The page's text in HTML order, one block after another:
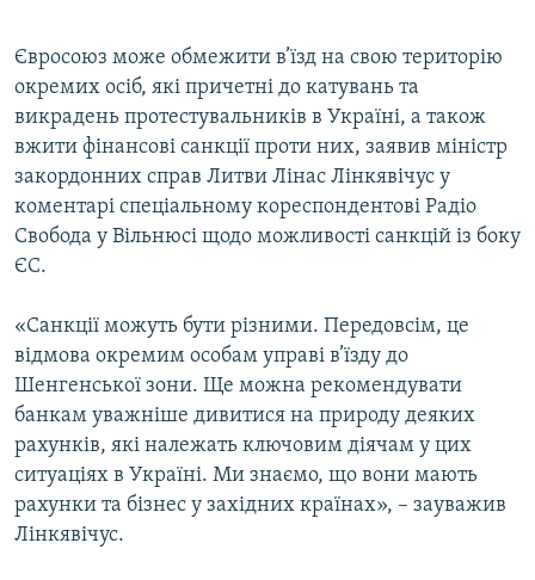
Усі сайти RFE/RL
Євросоюз може обмежити в’їзд на свою територію
окремих осіб, які причетні до катувань та
викрадень протестувальників в Україні, а також
вжити фінансові санкції проти них, заявив міністр
закордонних справ Литви Лінас Лінкявічус у
коментарі спеціальному кореспондентові Радіо
Свобода у Вільнюсі щодо можливості санкцій із боку
ЄС.
«Санкції можуть бути різними. Передовсім, це
відмова окремим особам управі в’їзду до
Шенгенської зони. Ще можна рекомендувати
банкам уважніше дивитися на природу деяких
рахунків, які належать ключовим діячам у цих
ситуаціях в Україні. Ми знаємо, що вони мають
рахунки та бізнес у західних країнах», – зауважив
Лінкявічус.